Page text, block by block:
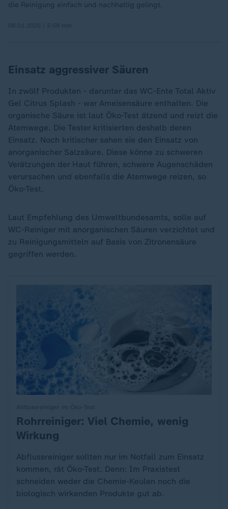
die Reinigung einfach und nachhaltig gelingt.
Einsatz aggressiver Säuren
In zwölf Produkten - darunter das WC-Ente Total Aktiv
Gel Citrus Splash - war Ameisensäure enthalten. Die
organische Säure ist laut Öko-Test ätzend und reizt die
Atemwege. Die Tester kritisierten deshalb deren
Einsatz. Noch kritischer sahen sie den Einsatz von
anorganischer Salzsäure. Diese könne zu schweren
Verätzungen der Haut führen, schwere Augenschäden
verursachen und ebenfalls die Atemwege reizen, so
Öko-Test.
Laut Empfehlung des Umweltbundesamts, solle auf
WC-Reiniger mit anorganischen Säuren verzichtet und
zu Reinigungsmitteln auf Basis von Zitronensäure
gegriffen werden.
:Rohrreiniger: Viel Chemie, wenig
Wirkung
Abflussreiniger sollten nur im Notfall zum Einsatz
kommen, rät Öko-Test. Denn: Im Praxistest
schneiden weder die Chemie-Keulen noch die
biologisch wirkenden Produkte gut ab.